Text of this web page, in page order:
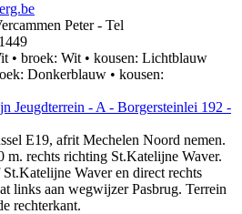
Peter - Tel
• broek: Wit • kousen: Lichtblauw
Donkerblauw • kousen:
Jeugdterrein - A - Borgersteinlei 192 -
E19, afrit Mechelen Noord nemen.
m. rechts richting St.Katelijne Waver.
Waver en direct rechts
links aan wegwijzer Pasbrug. Terrein
rechterkant.